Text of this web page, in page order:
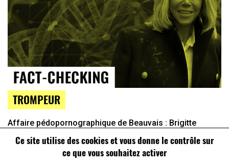
Ce site utilise des cookies et vous donne le contrôle sur
ce que vous souhaitez activer
TROMPEUR
Affaire pédopornographique de Beauvais : Brigitte
flou